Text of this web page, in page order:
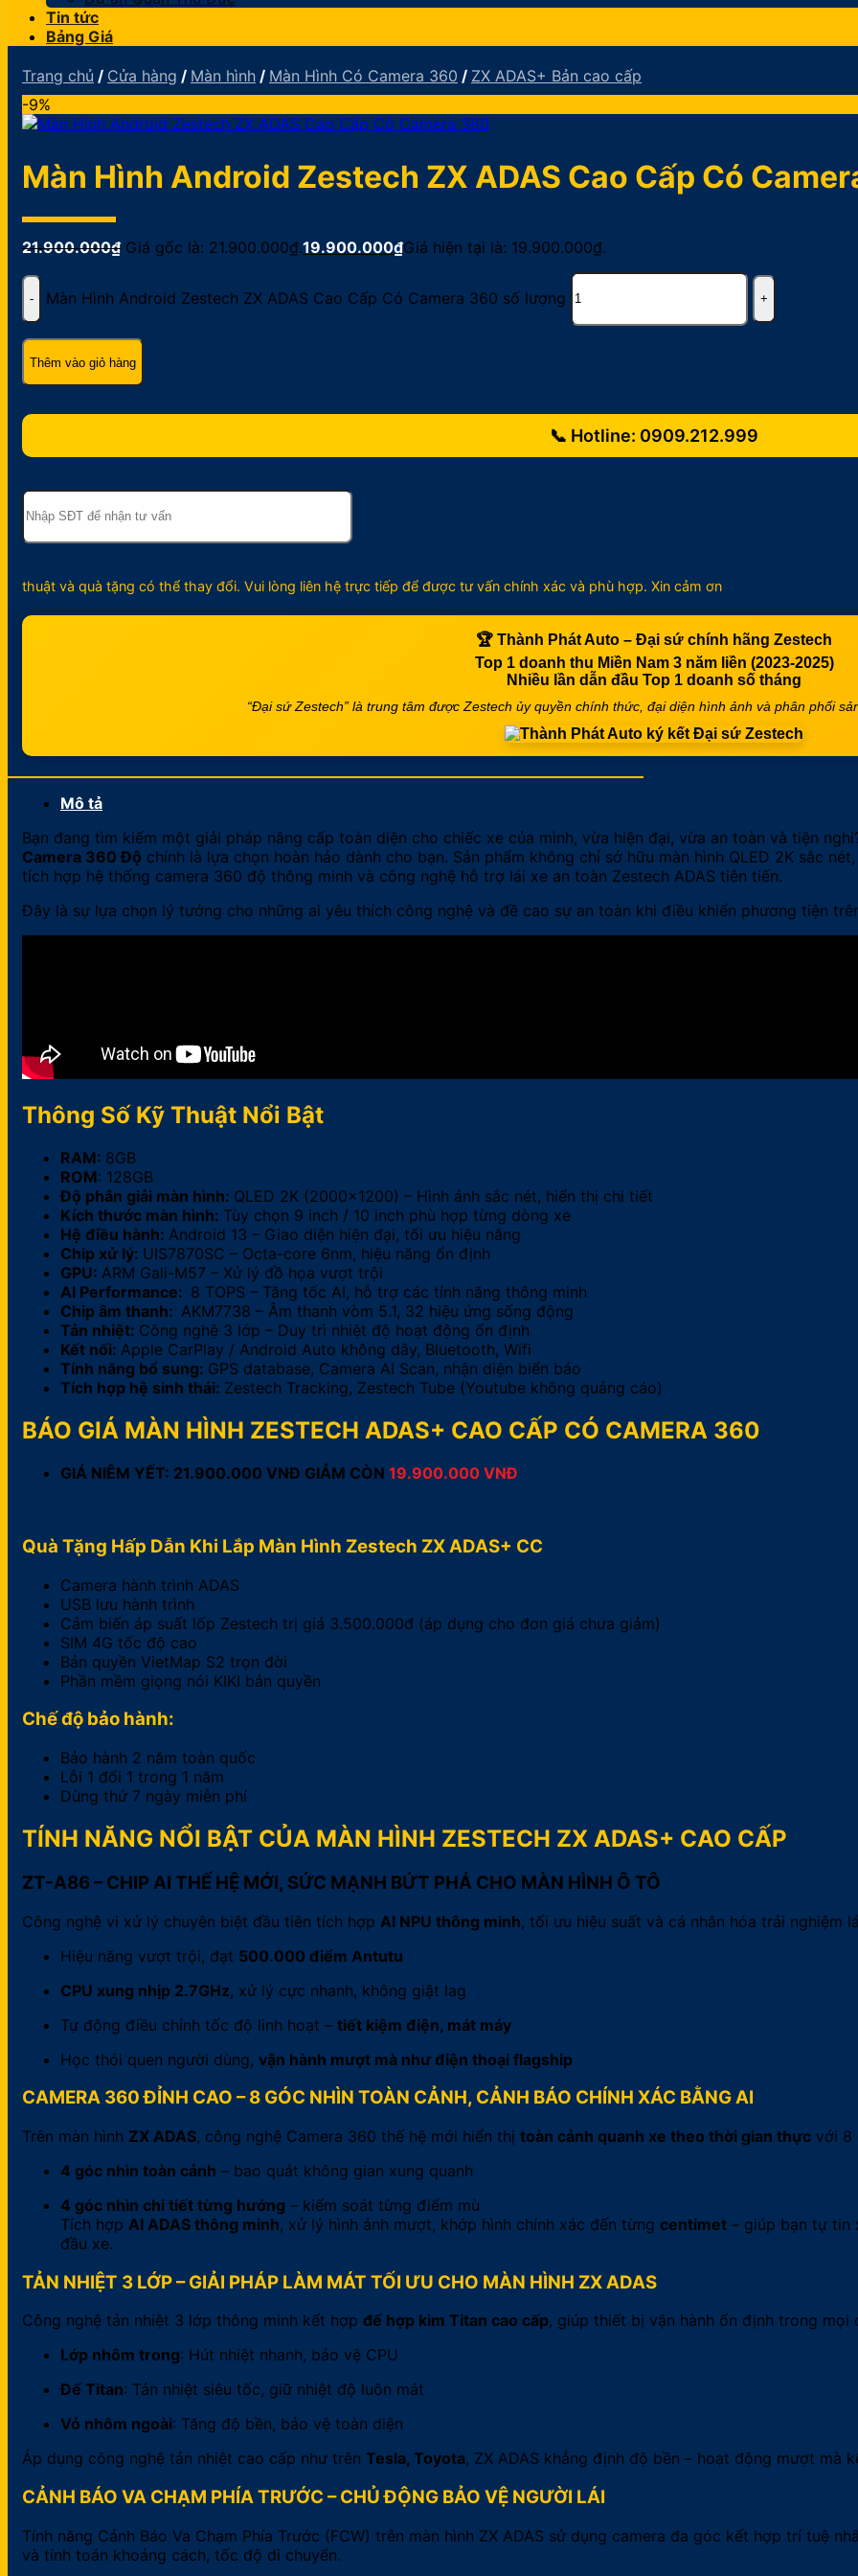
Tin tức
Bảng Giá
Trang chủ / Cửa hàng / Màn hình / Màn Hình Có Camera 360 / ZX ADAS+ Bản cao cấp
-9%
Màn Hình Android Zestech ZX ADAS Cao Cấp Có
21.900.000₫ Giá gốc là: 21.900.000₫.19.900.000₫Giá hiện tại là: 19.900.000₫.
Màn Hình Android Zestech ZX ADAS Cao Cấp Có Camera 360 số lượng
Thêm vào giỏ hàng
📞 Hotline: 0909.212.999
thuật và quà tặng có thể thay đổi. Vui lòng liên hệ trực tiếp để được tư vấn chính xác và phù hợp. Xin cảm ơn
🏆 Thành Phát Auto – Đại sứ chính hãng Zestech
Top 1 doanh thu Miền Nam 3 năm liền (2023-2025)
Nhiều lần dẫn đầu Top 1 doanh số tháng
“Đại sứ Zestech” là trung tâm được Zestech ủy quyền chính thức, đại diện hình ảnh và phân phối
Mô tả
Bạn đang tìm kiếm một giải pháp nâng cấp toàn diện cho chiếc xe của mình, vừa hiện đại, vừa an toàn và tiện
Camera 360 Độ chính là lựa chọn hoàn hảo dành cho bạn. Sản phẩm không chỉ sở hữu màn hình QLED 2K sắc
tích hợp hệ thống camera 360 độ thông minh và công nghệ hỗ trợ lái xe an toàn Zestech ADAS tiên tiến.
Đây là sự lựa chọn lý tưởng cho những ai yêu thích công nghệ và đề cao sự an toàn khi điều khiển phương tiện
Thông Số Kỹ Thuật Nổi Bật
RAM: 8GB
ROM: 128GB
Độ phân giải màn hình: QLED 2K (2000×1200) – Hình ảnh sắc nét, hiển thị chi tiết
Kích thước màn hình: Tùy chọn 9 inch / 10 inch phù hợp từng dòng xe
Hệ điều hành: Android 13 – Giao diện hiện đại, tối ưu hiệu năng
Chip xử lý: UIS7870SC – Octa-core 6nm, hiệu năng ổn định
GPU: ARM Gali-M57 – Xử lý đồ họa vượt trội
AI Performance: 8 TOPS – Tăng tốc AI, hỗ trợ các tính năng thông minh
Chip âm thanh: AKM7738 – Âm thanh vòm 5.1, 32 hiệu ứng sống động
Tản nhiệt: Công nghệ 3 lớp – Duy trì nhiệt độ hoạt động ổn định
Kết nối: Apple CarPlay / Android Auto không dây, Bluetooth, Wifi
Tính năng bổ sung: GPS database, Camera AI Scan, nhận diện biển báo
Tích hợp hệ sinh thái: Zestech Tracking, Zestech Tube (Youtube không quảng cáo)
BÁO GIÁ MÀN HÌNH ZESTECH ADAS+ CAO CẤP CÓ CAMERA 360
GIÁ NIÊM YẾT: 21.900.000 VNĐ GIẢM CÒN 19.900.000 VNĐ
Quà Tặng Hấp Dẫn Khi Lắp Màn Hình Zestech ZX ADAS+ CC
Camera hành trình ADAS
USB lưu hành trình
Cảm biến áp suất lốp Zestech trị giá 3.500.000đ (áp dụng cho đơn giá chưa giảm)
SIM 4G tốc độ cao
Bản quyền VietMap S2 trọn đời
Phần mềm giọng nói KIKI bản quyền
Chế độ bảo hành:
Bảo hành 2 năm toàn quốc
Lỗi 1 đổi 1 trong 1 năm
Dùng thử 7 ngày miễn phí
TÍNH NĂNG NỔI BẬT CỦA MÀN HÌNH ZESTECH ZX ADAS+ CAO CẤP
ZT-A86 – CHIP AI THẾ HỆ MỚI, SỨC MẠNH BỨT PHÁ CHO MÀN HÌNH Ô TÔ
Công nghệ vi xử lý chuyên biệt đầu tiên tích hợp AI NPU thông minh, tối ưu hiệu suất và cá nhân hóa trải nghiệm
Hiệu năng vượt trội, đạt 500.000 điểm Antutu
CPU xung nhịp 2.7GHz, xử lý cực nhanh, không giật lag
Tự động điều chỉnh tốc độ linh hoạt – tiết kiệm điện, mát máy
Học thói quen người dùng, vận hành mượt mà như điện thoại flagship
CAMERA 360 ĐỈNH CAO – 8 GÓC NHÌN TOÀN CẢNH, CẢNH BÁO CHÍNH XÁC BẰNG AI
Trên màn hình ZX ADAS, công nghệ Camera 360 thế hệ mới hiển thị toàn cảnh quanh xe theo thời gian thực với 8
4 góc nhìn toàn cảnh – bao quát không gian xung quanh
4 góc nhìn chi tiết từng hướng – kiểm soát từng điểm mù
Tích hợp AI ADAS thông minh, xử lý hình ảnh mượt, khớp hình chính xác đến từng centimet – giúp bạn tự tin
đầu xe.
TẢN NHIỆT 3 LỚP – GIẢI PHÁP LÀM MÁT TỐI ƯU CHO MÀN HÌNH ZX ADAS
Công nghệ tản nhiệt 3 lớp thông minh kết hợp đế hợp kim Titan cao cấp, giúp thiết bị vận hành ổn định trong mọi
Lớp nhôm trong: Hút nhiệt nhanh, bảo vệ CPU
Đế Titan: Tản nhiệt siêu tốc, giữ nhiệt độ luôn mát
Vỏ nhôm ngoài: Tăng độ bền, bảo vệ toàn diện
Áp dụng công nghệ tản nhiệt cao cấp như trên Tesla, Toyota, ZX ADAS khẳng định độ bền – hoạt động mượt mà
CẢNH BÁO VA CHẠM PHÍA TRƯỚC – CHỦ ĐỘNG BẢO VỆ NGƯỜI LÁI
Tính năng Cảnh Báo Va Chạm Phía Trước (FCW) trên màn hình ZX ADAS sử dụng camera đa góc kết hợp trí tuệ
và tính toán khoảng cách, tốc độ di chuyển.